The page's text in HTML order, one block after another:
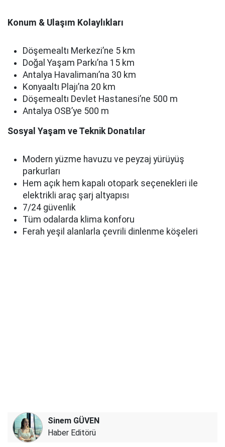
Konum & Ulaşım Kolaylıkları
Döşemealtı Merkezi’ne 5 km
Doğal Yaşam Parkı’na 15 km
Antalya Havalimanı’na 30 km
Konyaaltı Plajı’na 20 km
Döşemealtı Devlet Hastanesi’ne 500 m
Antalya OSB’ye 500 m
Sosyal Yaşam ve Teknik Donatılar
Modern yüzme havuzu ve peyzaj yürüyüş
parkurları
Hem açık hem kapalı otopark seçenekleri ile
elektrikli araç şarj altyapısı
7/24 güvenlik
Tüm odalarda klima konforu
Ferah yeşil alanlarla çevrili dinlenme köşeleri
Sinem GÜVEN
Haber Editörü